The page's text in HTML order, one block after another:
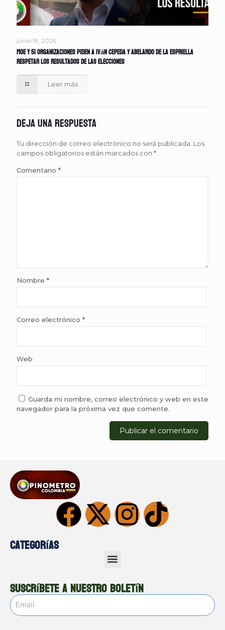
junio 19, 2026
MOE y 51 organizaciones piden a Iván Cepeda y Abelardo de la Espriella
respetar los resultados de las elecciones
Leer más
Deja una respuesta
Tu dirección de correo electrónico no será publicada. Los
campos obligatorios están marcados con *
Comentario *
Nombre *
Correo electrónico *
Web
Guarda mi nombre, correo electrónico y web en este
navegador para la próxima vez que comente.
Categorías
Suscríbete a nuestro boletín